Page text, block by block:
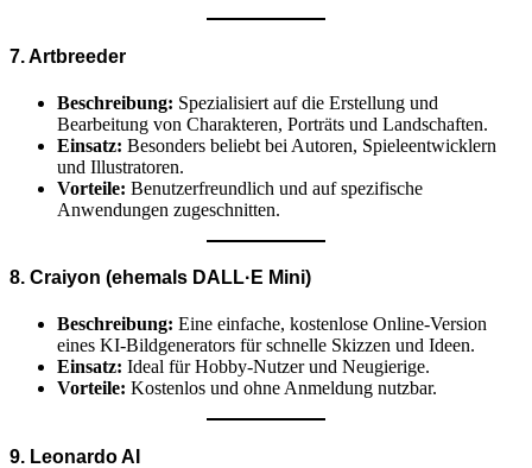
7. Artbreeder
Beschreibung: Spezialisiert auf die Erstellung und
Bearbeitung von Charakteren, Porträts und Landschaften.
Einsatz: Besonders beliebt bei Autoren, Spieleentwicklern
und Illustratoren.
Vorteile: Benutzerfreundlich und auf spezifische
Anwendungen zugeschnitten.
8. Craiyon (ehemals DALL·E Mini)
Beschreibung: Eine einfache, kostenlose Online-Version
eines KI-Bildgenerators für schnelle Skizzen und Ideen.
Einsatz: Ideal für Hobby-Nutzer und Neugierige.
Vorteile: Kostenlos und ohne Anmeldung nutzbar.
9. Leonardo AI